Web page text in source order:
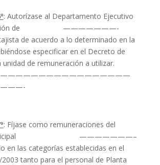
: Autorízase al Departamento Ejecutivo
de ———————-
de acuerdo a lo determinado en la
especificar en el Decreto de
unidad de remuneración a utilizar.
: Fíjase como remuneraciones del
municipal ———————–
en las categorías establecidas en el
tanto para el personal de Planta